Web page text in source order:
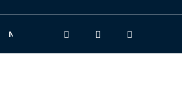
NAŠE SLUŽBY KONTAKT
Hledat Přihlášení